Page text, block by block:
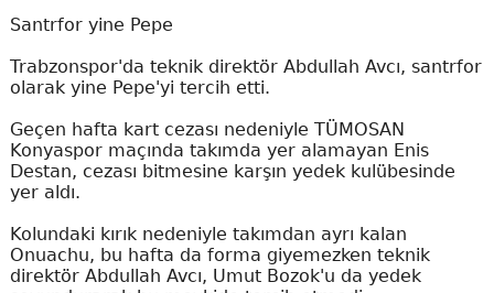
Santrfor yine Pepe
Trabzonspor'da teknik direktör Abdullah Avcı, santrfor
olarak yine Pepe'yi tercih etti.
Geçen hafta kart cezası nedeniyle TÜMOSAN
Konyaspor maçında takımda yer alamayan Enis
Destan, cezası bitmesine karşın yedek kulübesinde
yer aldı.
Kolundaki kırık nedeniyle takımdan ayrı kalan
Onuachu, bu hafta da forma giyemezken teknik
direktör Abdullah Avcı, Umut Bozok'u da yedek